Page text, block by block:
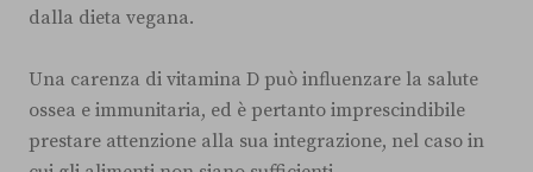
dalla dieta vegana.
Una carenza di vitamina D può influenzare la salute
ossea e immunitaria, ed è pertanto imprescindibile
prestare attenzione alla sua integrazione, nel caso in